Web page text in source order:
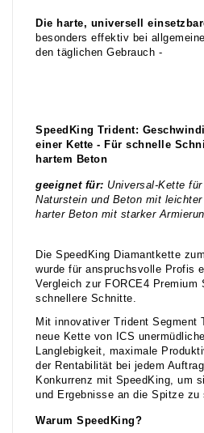
Die harte, universell
besonders effektiv bei
den täglichen Gebrauch -
SpeedKing Trident:
einer Kette - Für schnelle
hartem Beton
geeignet für: Universal-Kette
Naturstein und Beton mit
harter Beton mit starker
Die SpeedKing Diamantkette
wurde für anspruchsvolle Profis
Vergleich zur FORCE4 Premium
schnellere Schnitte.
Mit innovativer Trident Segment
neue Kette von ICS
Langlebigkeit, maximale
der Rentabilität bei jedem
Konkurrenz mit SpeedKing, um
und Ergebnisse an die Spitze zu
Warum SpeedKing?